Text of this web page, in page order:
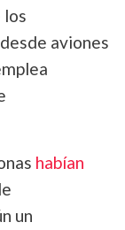
los
aviones
habían
un